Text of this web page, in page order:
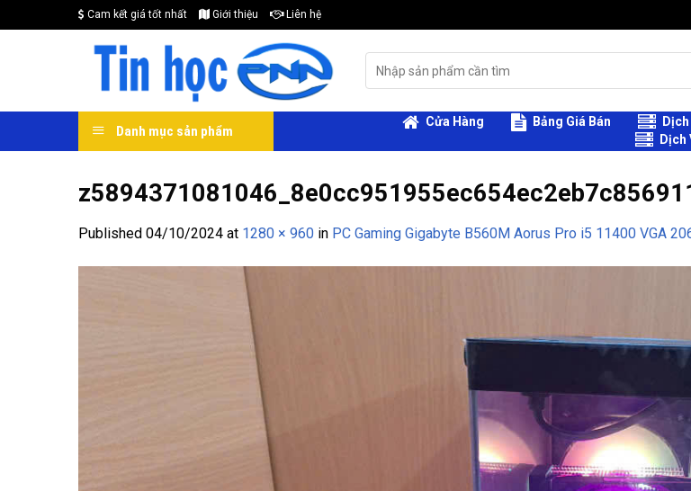
to
Cam kết giá tốt nhất Giới thiệu Liên hệ
for:
Danh mục sản phẩm
Cửa Hàng Bảng Giá Bán
Dịch
Published 04/10/2024 at 1280 × 960 in PC Gaming Gigabyte B560M Aorus Pro i5 11400 VGA